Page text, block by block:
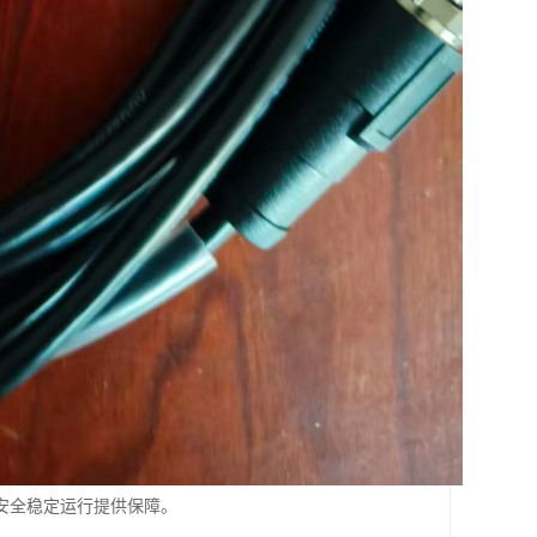
稳定运行提供保障。